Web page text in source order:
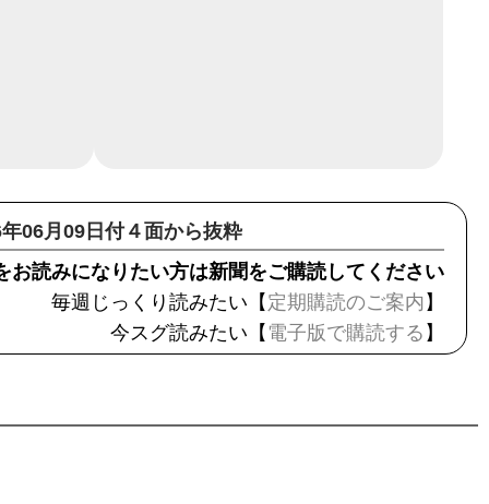
06月09日付４面から抜粋
お読みになりたい方は新聞をご購読してください
毎週じっくり読みたい【 定期購読のご案内 】
今スグ読みたい【 電子版で購読する 】